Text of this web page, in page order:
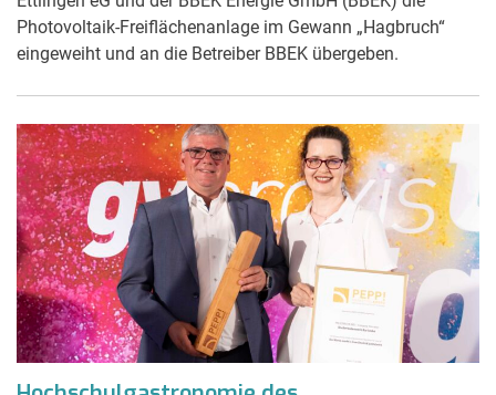
Photovoltaik-Freiflächenanlage im Gewann „Hagbruch“
eingeweiht und an die Betreiber BBEK übergeben.